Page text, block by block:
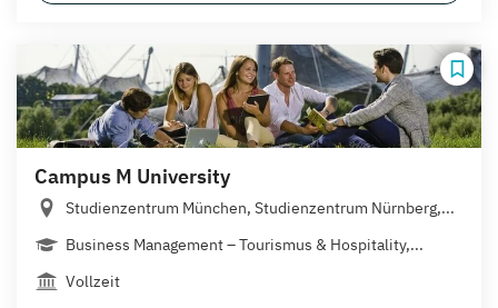
Campus M University
Studienzentrum München, Studienzentrum Nürnberg,...
Business Management – Tourismus & Hospitality,...
Vollzeit